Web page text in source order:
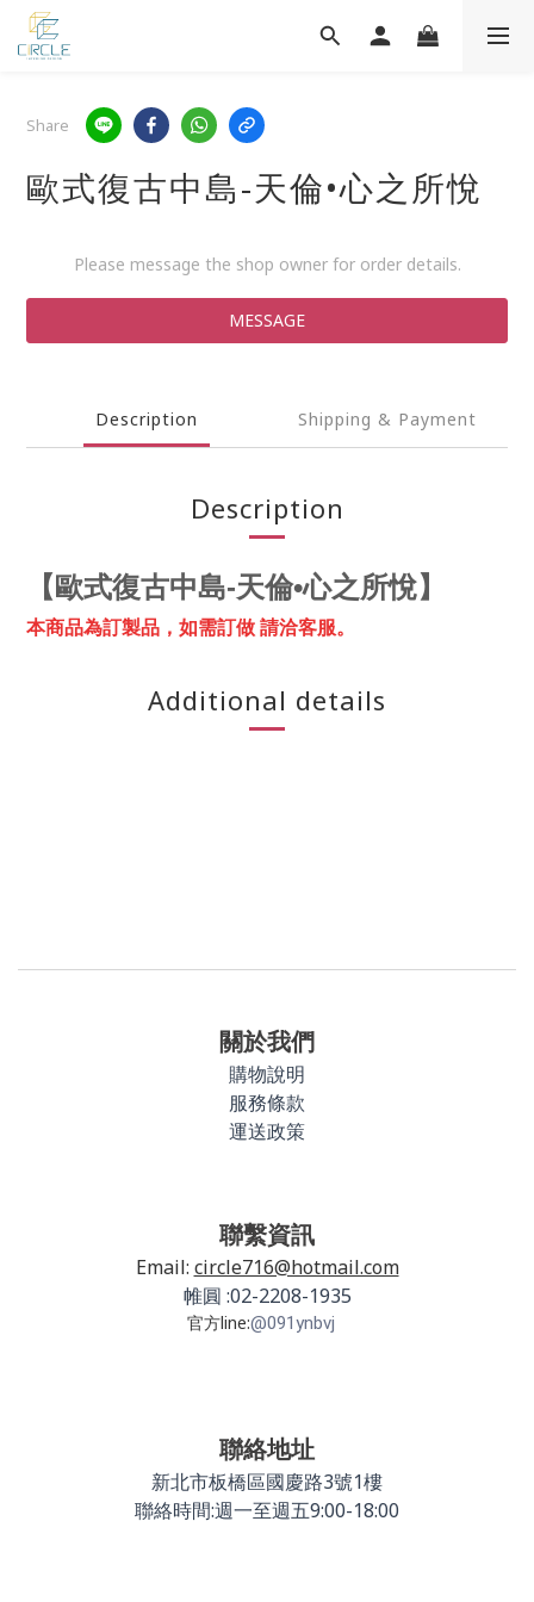
Share
歐式復古中島-天倫•心之所悅
Please message the shop owner for order details.
MESSAGE
Description Shipping & Payment
Description
【 歐式復古中島-天倫•心之所悅】
本商品為訂製品， 如需訂做 請洽客服。
Additional details
關於我們
購物說明
服務條款
運送政策
聯繫資訊
Email: circle716@hotmail.com
帷圓 :02-2208-1935
官方line:@091ynbvj
聯絡地址
新北市板橋區國慶路3號1樓
聯絡時間:週一至週五9:00-18:00